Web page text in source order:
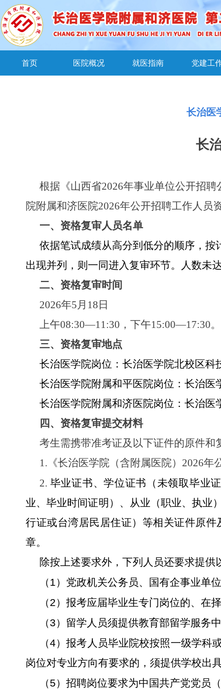
首页 医院概况 就医指南 党建工
长治医
长
根据《山西省2026年事业单位公开招聘
院附属和济医院2026年公开招聘工作人员
一、资格复审人员名单
依据笔试成绩从高分到低分的顺序，按
出现并列，则一同进入复审环节。人数未
二、资格复审时间
2026年5月 18 日
上午08:30—11:30 ， 下午15:00—17:30。
三、资格复审地点
长治医学院岗位： 长治医学院北校区科
长治医学院附属和平医院岗位： 长治医
长治医学院附属和济医院岗位： 长治医
四、资格复审提交材料
考生需携带准考证及以下证件的原件
1.《长治医学院 （含附属医院） 2026年
2. 毕业证书、学位证书（未领取毕业
业、毕业时间证明）、从业（职业、执业
行证或台湾居民居住证）等相关证件原
章。
除按上述要求外，下列人员还要求提供
（1）党政机关公务员、国有企事业单
（2）报考应届毕业生专门岗位的、在
（3）留学人员须提供教育部留学服务
（4）报考人员毕业院校按照一级学科
岗位对专业方向有要求的，须提供学校出
（5）招聘岗位要求为中国共产党党员